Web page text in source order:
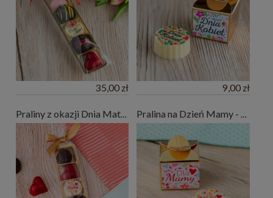
35,00 zł 9,00 zł
Praliny z okazji Dnia Matki - 5 szt. Pralina na Dzień Mamy - mały upominek